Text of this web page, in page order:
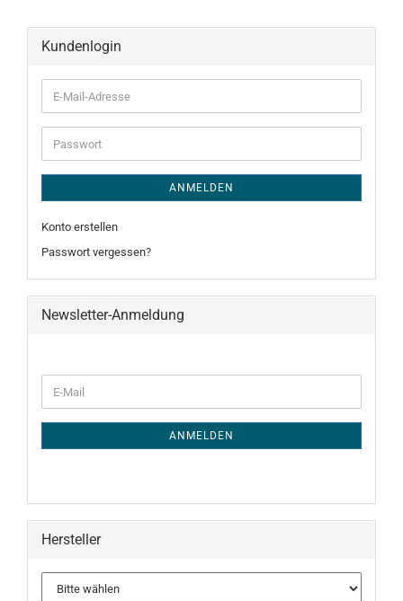
Kundenlogin
E-
Mail-
Adresse
Passwort
ANMELDEN
Konto erstellen
Passwort vergessen?
Newsletter-Anmeldung
ZUR
E-
Mail
ANMELDEN
Hersteller